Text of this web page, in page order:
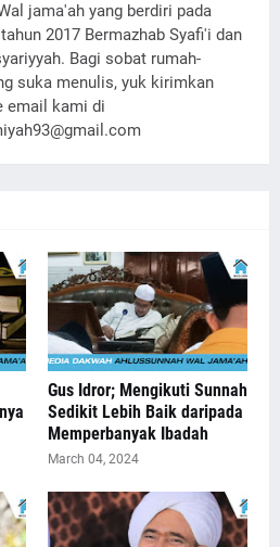
jama'ah yang berdiri pada
2017 Bermazhab Syafi'i dan
Bagi sobat rumah-
suka menulis, yuk kirimkan
email kami di
Gus Idror; Mengikuti Sunnah
Sedikit Lebih Baik daripada
Memperbanyak Ibadah
March 04, 2024